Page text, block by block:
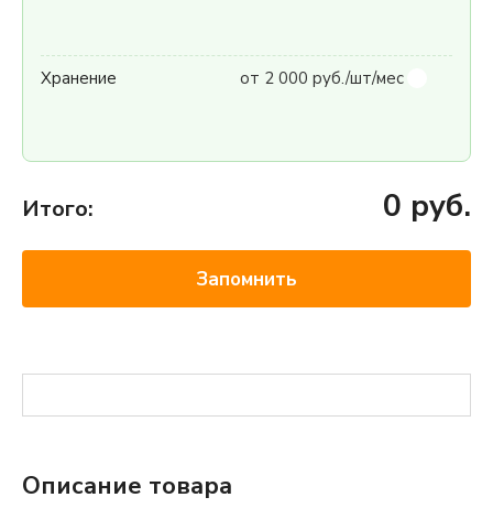
Хранение от 2 000 руб./шт/мес
Итого: 0 руб.
Запомнить
Описание товара